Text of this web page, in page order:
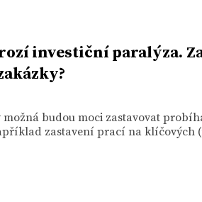
investiční paralýza.
možná budou moci zastavovat
zastavení prací na klíčových